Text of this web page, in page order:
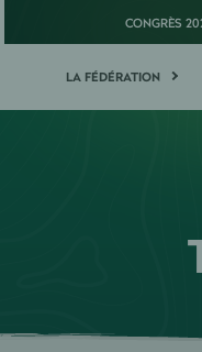
CONGRÈS
LA FÉDÉRATION